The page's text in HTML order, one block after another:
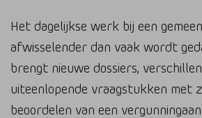
Het dagelijkse werk bij een
afwisselender dan vaak wordt
brengt nieuwe dossiers,
uiteenlopende vraagstukken met
beoordelen van een